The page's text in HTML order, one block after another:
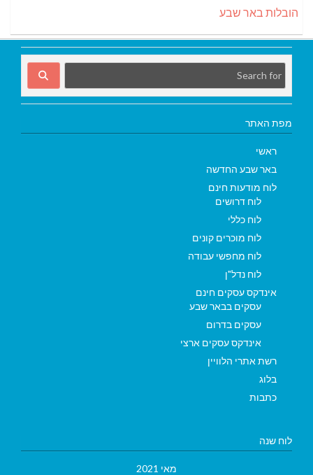
הובלות באר שבע
מפת האתר
ראשי
באר שבע החדשה
לוח מודעות חינם
לוח דרושים
לוח כללי
לוח מוכרים קונים
לוח מחפשי עבודה
לוח נדל"ן
אינדקס עסקים חינם
עסקים בבאר שבע
עסקים בדרום
אינדקס עסקים ארצי
רשת אתרי הלוויין
בלוג
כתבות
לוח שנה
מאי 2021